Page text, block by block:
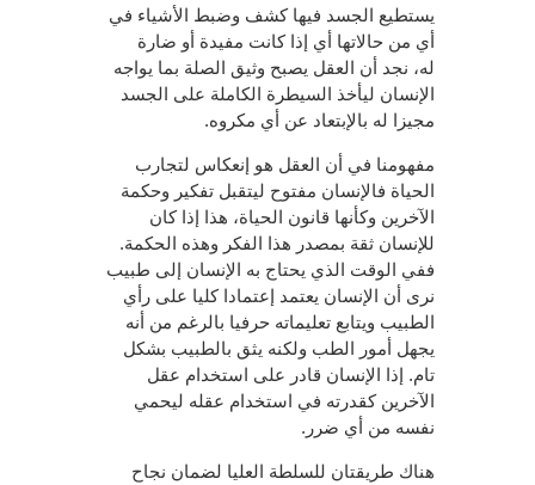
يستطيع الجسد فيها كشف وضبط الأشياء في
أي من حالاتها أي إذا كانت مفيدة أو ضارة
له، نجد أن العقل يصبح وثيق الصلة بما يواجه
الإنسان ليأخذ السيطرة الكاملة على الجسد
مجيزا له بالإبتعاد عن أي مكروه.
مفهومنا في أن العقل هو إنعكاس لتجارب
الحياة فالإنسان مفتوح ليتقبل تفكير وحكمة
الآخرين وكأنها قانون الحياة، هذا إذا كان
للإنسان ثقة بمصدر هذا الفكر وهذه الحكمة.
ففي الوقت الذي يحتاج به الإنسان إلى طبيب
نرى أن الإنسان يعتمد إعتمادا كليا على رأي
الطبيب ويتابع تعليماته حرفيا بالرغم من أنه
يجهل أمور الطب ولكنه يثق بالطبيب بشكل
تام. إذا الإنسان قادر على استخدام عقل
الآخرين كقدرته في استخدام عقله ليحمي
نفسه من أي ضرر.
هناك طريقتان للسلطة العليا لضمان نجاح